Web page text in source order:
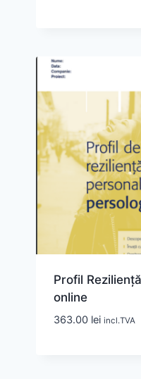
Profil
online
363.00 lei incl.TVA